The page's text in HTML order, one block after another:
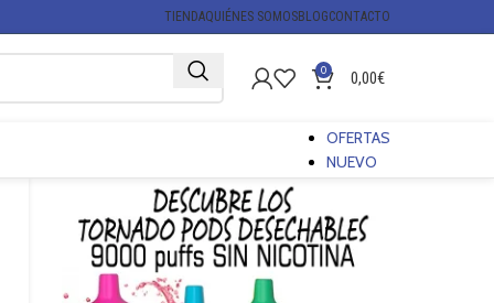
TIENDAQUIÉNES SOMOSBLOGCONTACTO
0 0,00€
OFERTAS
NUEVO